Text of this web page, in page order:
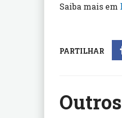
Saiba mais em
PARTILHAR